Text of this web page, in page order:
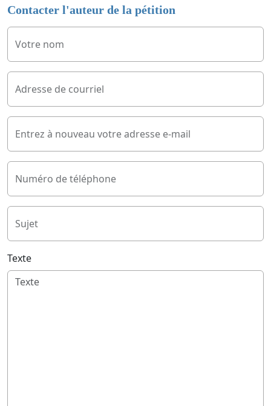
Contacter l'auteur de la pétition
Votre nom
Adresse de courriel
Entrez à nouveau votre adresse e-mail
Numéro de téléphone
Sujet
Texte